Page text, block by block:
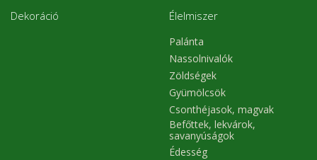
Dekoráció
Élelmiszer
Palánta
Nassolnivalók
Zöldségek
Gyümölcsök
Csonthéjasok, magvak
Befőttek, lekvárok,
savanyúságok
Édesség